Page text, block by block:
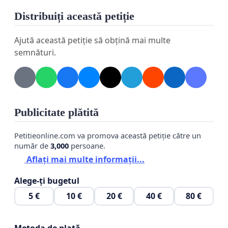
отчетность, а не наращивать ее!
Требуем от ответственных ведомств
пересмотреть проект и отказаться от решения
внедрить в Трудовой кодекс положений об
электронном регистре!
Recent a apărut intenția de a impune businessul să
înregistreze contractele de muncă în registrul
l=ro&idd=6570
companiilor sunt categoric
Distribuiți această petiție
Ajută această petiție să obțină mai multe
semnături.
Publicitate plătită
Petitieonline.com va promova această petiție către un
număr de 3,000 persoane.
Aflați mai multe informații...
Alege-ți bugetul
5 €
10 € 20 € 40 € 80 €